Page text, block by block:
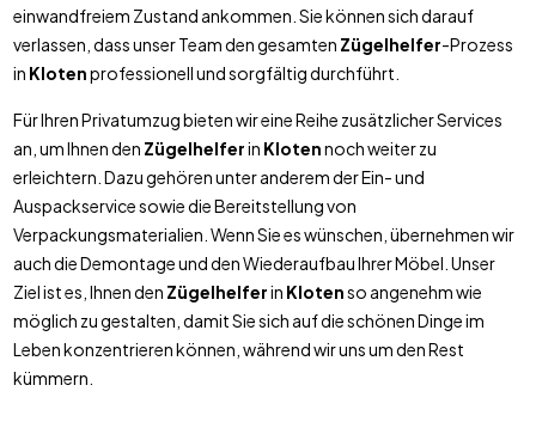
einwandfreiem Zustand ankommen. Sie können sich darauf
verlassen, dass unser Team den gesamten Zügelhelfer-Prozess
in Klotenprofessionell und sorgfältig durchführt.
Für Ihren Privatumzug bieten wir eine Reihe zusätzlicher Services
an, um Ihnen den Zügelhelferin Klotennoch weiter zu
erleichtern. Dazu gehören unter anderem der Ein- und
Auspackservice sowie die Bereitstellung von
Verpackungsmaterialien. Wenn Sie es wünschen, übernehmen wir
auch die Demontage und den Wiederaufbau Ihrer Möbel. Unser
Ziel ist es, Ihnen den Zügelhelferin Klotenso angenehm wie
möglich zu gestalten, damit Sie sich auf die schönen Dinge im
Leben konzentrieren können, während wir uns um den Rest
kümmern.